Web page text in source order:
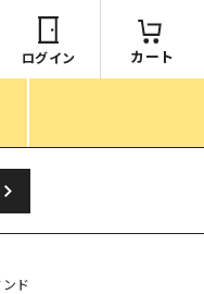
ログイン カート
ド